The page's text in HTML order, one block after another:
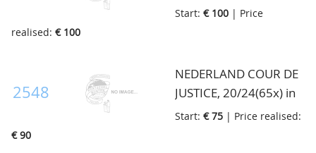
incl. drie
Start: € 100 | Price
realised: € 100
2548
NEDERLAND COUR DE
JUSTICE, 20/24(65x) in
veldelen, 25/26(25x) in
Start: € 75 | Price realised:
€ 90